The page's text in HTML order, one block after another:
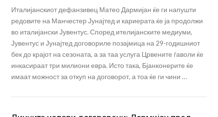
Италијанскиот дефанзивец Матео Дармијан ќе ги напушти
редовите на Манчестер Јунајтед и кариерата ќе ја продолжи
во италијански Јувентус. Според ителијанските медиуми,
Јувентус и Јунајтед договориле позајмица на 29-годишниот
бек до крајот на сезоната, а за таа услуга Црвените ѓаволи ќе
инкасираат три милиони евра. Исто така, Бјанконерите ќе
имаат можност за откуп на договорот, а тоа ќе ги чини …